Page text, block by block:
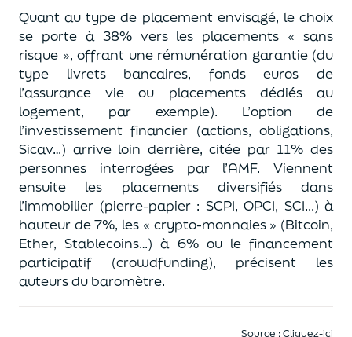
Quant au type de placement envisagé, le choix
se porte à 38% vers les placements « sans
risque », offrant une rémunération garantie (du
type livrets bancaires, fonds euros de
l’assurance vie ou placements dédiés au
logement, par exemple). L’option de
l’investissement financier (actions, obligations,
Sicav…) arrive loin derrière, citée par 11% des
personnes interrogées par l’AMF. Viennent
ensuite les placements diversifiés dans
l’immobilier (pierre-papier : SCPI, OPCI, SCI...) à
hauteur de 7%, les « crypto-monnaies » (Bitcoin,
Ether, Stablecoins…) à 6% ou le financement
participatif (crowdfunding), précisent les
auteurs du baromètre.
Source :Cliquez-ici